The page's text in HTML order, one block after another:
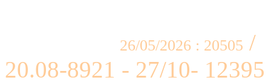
26/05/2026 : 20505 /
20.08-8921 - 27/10-